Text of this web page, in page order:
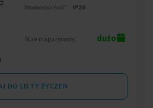
Wodoodporność:
IP20
Stan magazynowy: dużo
DO LISTY ŻYCZEŃ